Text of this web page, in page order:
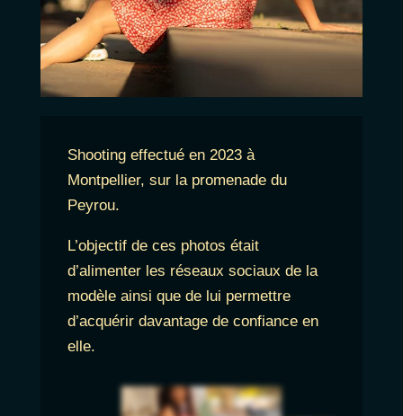
Shooting effectué en 2023 à
Montpellier, sur la promenade du
Peyrou.
L’objectif de ces photos était
d’alimenter les réseaux sociaux de la
modèle ainsi que de lui permettre
d’acquérir davantage de confiance en
elle.